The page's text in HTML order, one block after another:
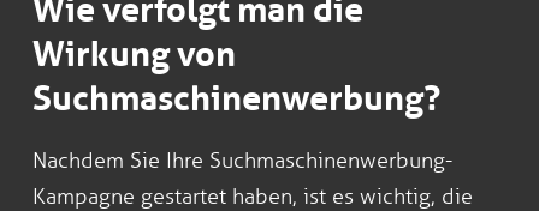
Wie verfolgt man die
Wirkung von
Suchmaschinenwerbung?
Nachdem Sie Ihre Suchmaschinenwerbung-
Kampagne gestartet haben, ist es wichtig, die